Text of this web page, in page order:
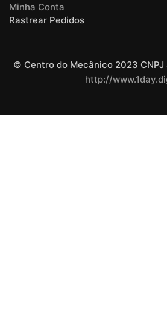
Minha Conta
Rastrear Pedidos
© Centro do Mecânico 2023
http://